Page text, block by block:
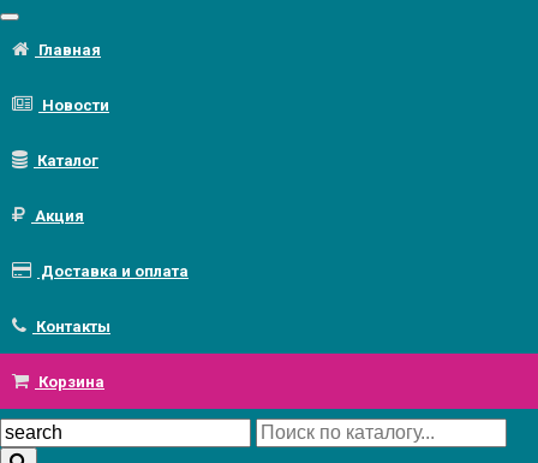
Главная
Новости
Каталог
Акция
Доставка и оплата
Контакты
Корзина